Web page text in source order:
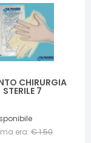
CHIRURGIA
STERILE 7
era: €1.50